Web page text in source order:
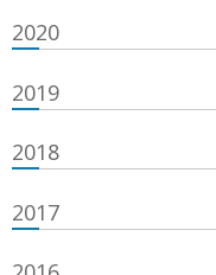
2020
2019
2018
2017